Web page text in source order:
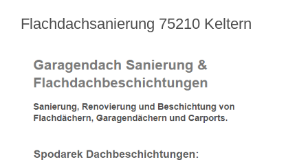
Flachdachsanierung 75210 Keltern